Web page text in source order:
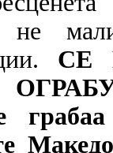
СЕ